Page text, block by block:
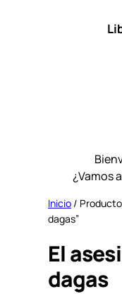
¿Vamos
Inicio /
dagas”
El
dagas